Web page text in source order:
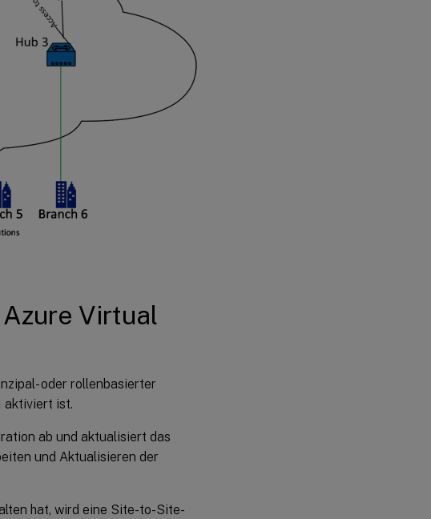
Virtual
oder rollenbasierter
aktiviert ist.
ab und aktualisiert das
und Aktualisieren der
hat, wird eine Site-to-Site-